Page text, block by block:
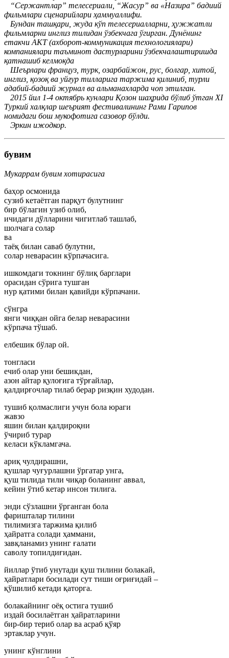
“Сержантлар” телесериали, “Жасур” ва «Назира” бадиий
фильмлари сценарийлари ҳаммуаллифи.
Бундан ташқари, жуда кўп телесериалларни, ҳужжатли
фильмларни инглиз тилидан ўзбекчага ўгирган. Дунёнинг
етакчи АКТ (ахборот-коммуникация технологиялари)
компаниялари таъминот дастурларини ўзбекчалаштиришда
қатнашиб келмоқда
Шеърлари француз, турк, озарбайжон, рус, болгар, хитой,
инглиз, қозоқ ва уйғур тилларига таржима қилиниб, турли
адабий-бадиий журнал ва альманахларда чоп этилган.
2015 йил 1-4 октябрь кунлари Қозон шаҳрида бўлиб ўтган XI
Туркий халқлар шеърият фестивалининг Рами Гарипов
номидаги бош мукофотига сазовор бўлди.
Эркин ижодкор.
бувим
Мукаррам бувим хотирасига
баҳор осмонида
сузиб кетаётган парқут булутнинг
бир бўлагин узиб олиб,
ичидаги дўлларини чигитлаб ташлаб,
шолчага солар
ва
таёқ билан саваб булутни,
солар неварасин кўрпачасига.
ишкомдаги токнинг бўлиқ барглари
орасидан сўрига тушган
нур қатими билан қавийди кўрпачани.
сўнгра
янги чиққан ойга белар неварасини
кўрпача тўшаб.
елбешик бўлар ой.
тонгласи
ечиб олар уни бешикдан,
азон айтар қулоғига тўрғайлар,
қалдирғочлар тилаб берар ризқин худодан.
тушиб қолмаслиги учун бола юраги
жавзо
яшин билан қалдироқни
ўчириб турар
келаси кўкламгача.
ариқ чулдирашни,
қушлар чуғурлашни ўргатар унга,
қуш тилида тили чиқар боланинг аввал,
кейин ўтиб кетар инсон тилига.
энди сўзлашни ўрганган бола
фаришталар тилини
тилимизга таржима қилиб
ҳайратга солади ҳаммани,
завқланамиз унинг ғалати
саволу топилдиғидан.
йиллар ўтиб унутади қуш тилини болакай,
ҳайратлари босилади сут тиши оғриғидай –
қўшилиб кетади қаторга.
болакайнинг оёқ остига тушиб
издай босилаётган ҳайратларини
бир-бир териб олар ва асраб қўяр
эртаклар учун.
унинг кўнглини